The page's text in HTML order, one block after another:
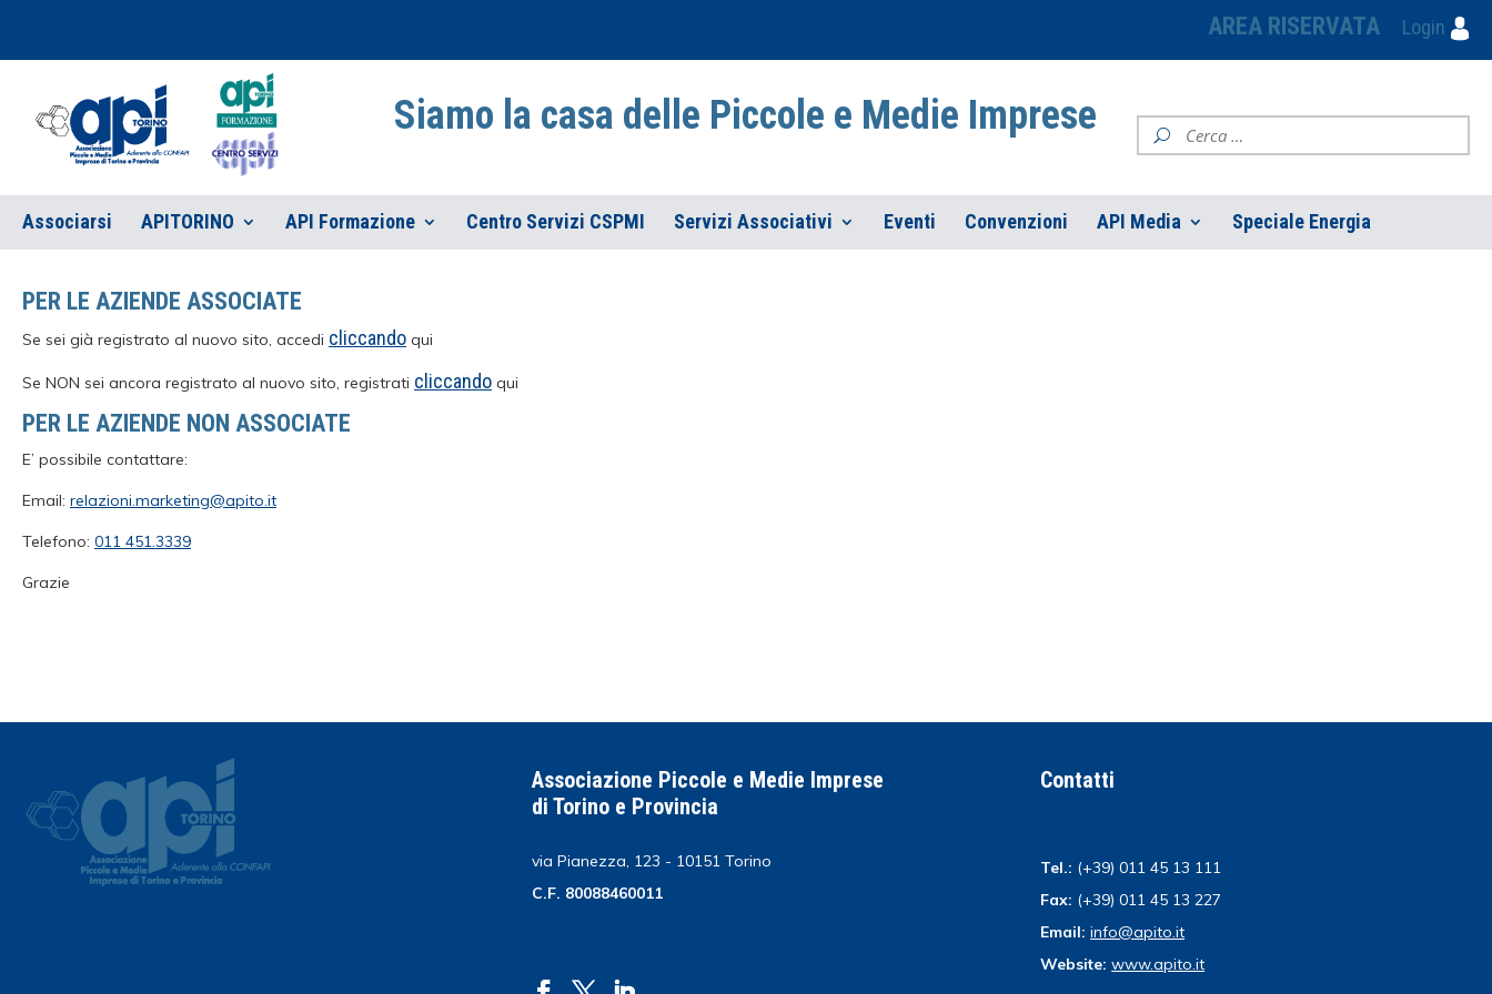
AREA RISERVATA Login
Siamo la casa delle Piccole e Medie Imprese
Associarsi APITORINO API Formazione Centro Servizi CSPMI Servizi Associativi Eventi Convenzioni API Media Speciale Energia
PER LE AZIENDE ASSOCIATE
Se sei già registrato al nuovo sito, accedi cliccando qui
Se NON sei ancora registrato al nuovo sito, registrati cliccando qui
PER LE AZIENDE NON ASSOCIATE
E’ possibile contattare:
Email: relazioni.marketing@apito.it
Telefono: 011 451.3339
Grazie
Associazione Piccole e Medie Imprese
di Torino e Provincia
via Pianezza, 123 - 10151 Torino
C.F. 80088460011
Contatti
Tel.: (+39) 011 45 13 111
Fax: (+39) 011 45 13 227
Email: info@apito.it
Website: www.apito.it